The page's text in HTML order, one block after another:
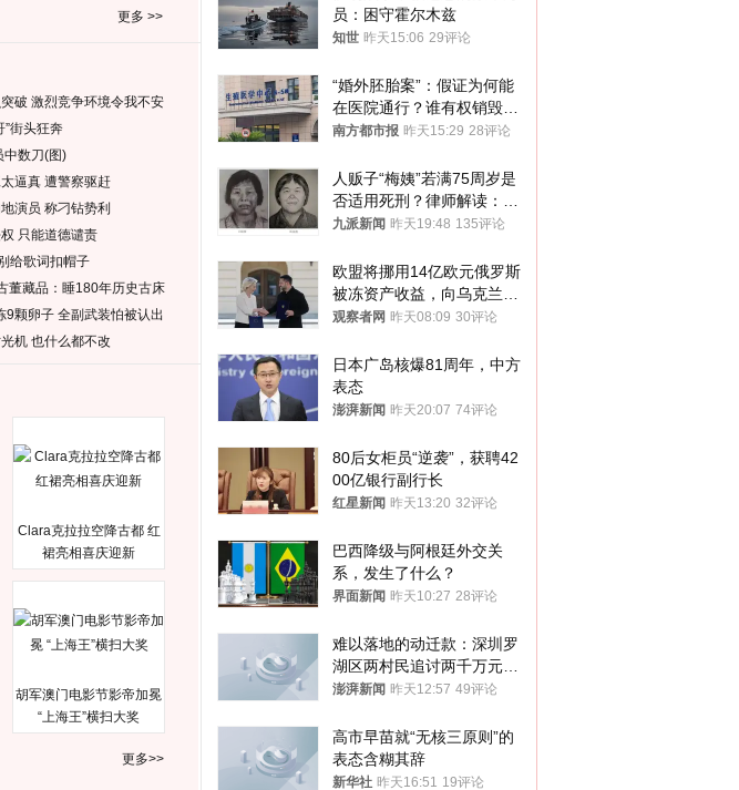
更多 >>
破 激烈竞争环境令我不安
”街头狂奔
中数刀(图)
逼真 遭警察驱赶
演员 称刁钻势利
只能道德谴责
给歌词扣帽子
董藏品：睡180年历史古床
9颗卵子 全副武装怕被认出
机 也什么都不改
Clara克拉拉空降古都 红
裙亮相喜庆迎新
胡军澳门电影节影帝加冕
“上海王”横扫大奖
更多>>
员：困守霍尔木兹
知世 昨天15:06 29评论
“婚外胚胎案”：假证为何能
在医院通行？谁有权销毁胚
胎？
南方都市报 昨天15:29 28评论
人贩子“梅姨”若满75周岁是
否适用死刑？律师解读：很
大概率不会被判处死刑
九派新闻 昨天19:48 135评论
欧盟将挪用14亿欧元俄罗斯
被冻资产收益，向乌克兰提
供援助
观察者网 昨天08:09 30评论
日本广岛核爆81周年，中方
表态
澎湃新闻 昨天20:07 74评论
80后女柜员“逆袭”，获聘42
00亿银行副行长
红星新闻 昨天13:20 32评论
巴西降级与阿根廷外交关
系，发生了什么？
界面新闻 昨天10:27 28评论
难以落地的动迁款：深圳罗
湖区两村民追讨两千万元动
迁款八年未果
澎湃新闻 昨天12:57 49评论
高市早苗就“无核三原则”的
表态含糊其辞
新华社 昨天16:51 19评论